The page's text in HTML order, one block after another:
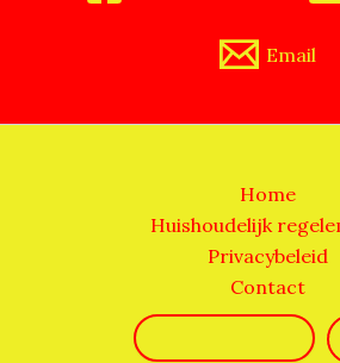
Email
Home
Huishoudelijk
Privacybeleid
Contact
Zoeken